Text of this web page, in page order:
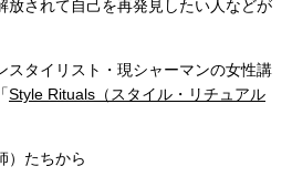
放されて自己を再発見したい人などが
タイリスト・現シャーマンの女性講
Style Rituals（スタイル・リチュアル
）たちから